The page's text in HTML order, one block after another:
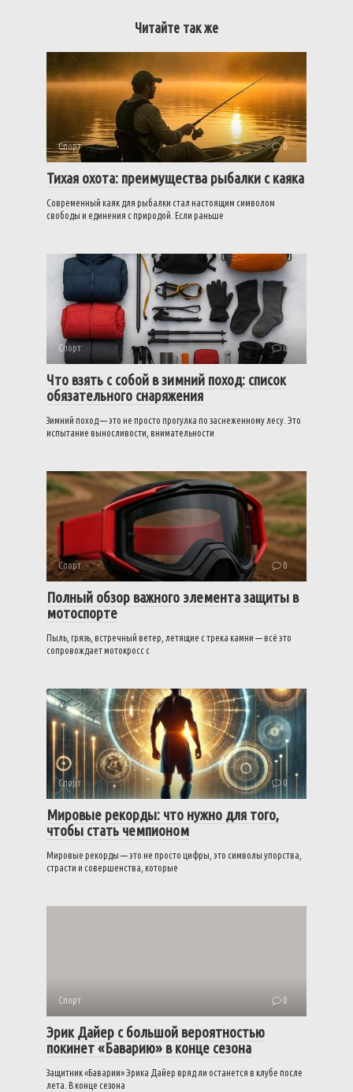
Читайте так же
Спорт 0
Тихая охота: преимущества рыбалки с каяка
Современный каяк для рыбалки стал настоящим символом
свободы и единения с природой. Если раньше
Спорт 0
Что взять с собой в зимний поход: список
обязательного снаряжения
Зимний поход — это не просто прогулка по заснеженному лесу. Это
испытание выносливости, внимательности
Спорт 0
Полный обзор важного элемента защиты в
мотоспорте
Пыль, грязь, встречный ветер, летящие с трека камни — всё это
сопровождает мотокросс с
Спорт 0
Мировые рекорды: что нужно для того,
чтобы стать чемпионом
Мировые рекорды — это не просто цифры, это символы упорства,
страсти и совершенства, которые
Спорт 0
Эрик Дайер с большой вероятностью
покинет «Баварию» в конце сезона
Защитник «Баварии» Эрика Дайер вряд ли останется в клубе после
лета. В конце сезона